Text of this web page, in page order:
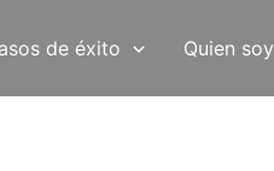
de éxito Quien soy